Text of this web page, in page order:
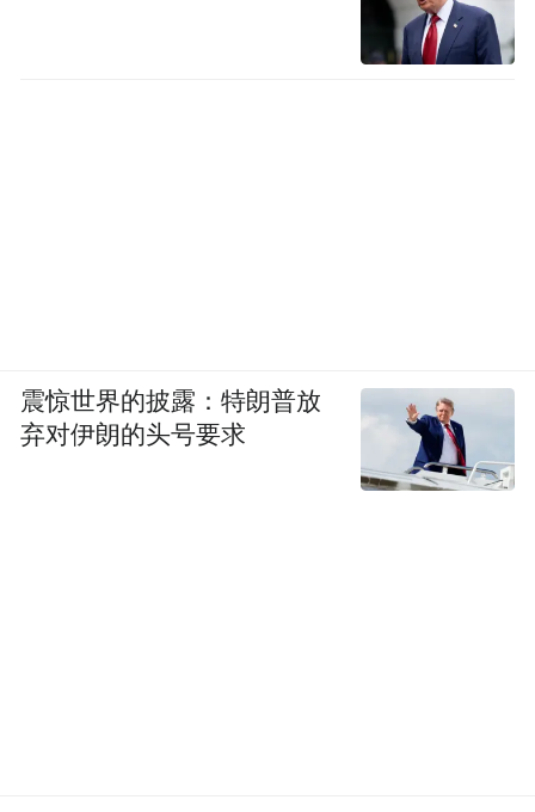
震惊世界的披露：特朗普放
弃对伊朗的头号要求